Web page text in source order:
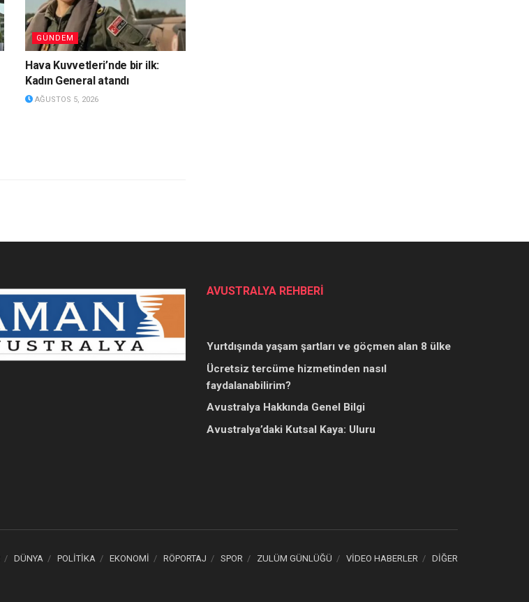
GÜNDEM
Hava Kuvvetleri’nde bir ilk:
Kadın General atandı
AĞUSTOS 5, 2026
AVUSTRALYA REHBERİ
Yurtdışında yaşam şartları ve göçmen alan 8 ülke
Ücretsiz tercüme hizmetinden nasıl
faydalanabilirim?
Avustralya Hakkında Genel Bilgi
Avustralya’daki Kutsal Kaya: Uluru
DÜNYA POLİTİKA EKONOMİ RÖPORTAJ SPOR ZULÜM GÜNLÜĞÜ VİDEO HABERLER DİĞER